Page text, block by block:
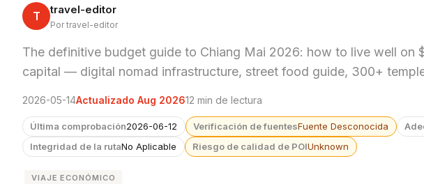
T travel-editor
Por travel-editor
The definitive budget guide to Chiang Mai 2026: how to live well on
capital — digital nomad infrastructure, street food guide, 300+
2026-05-14Actualizado Aug 202612 min de lectura
Última comprobación2026-06-12 Verificación de fuentesFuente Desconocida
Integridad de la rutaNo Aplicable Riesgo de calidad de POIUnknown
VIAJE ECONÓMICO